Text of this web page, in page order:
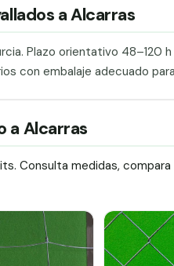
a Alcarras
Plazo orientativo 48–120
con embalaje adecuado
a Alcarras
Consulta medidas,